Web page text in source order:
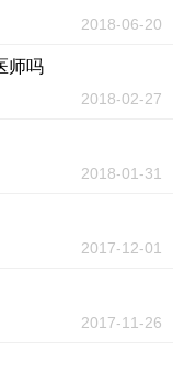
2018-06-20
师吗
2018-02-27
2018-01-31
2017-12-01
2017-11-26